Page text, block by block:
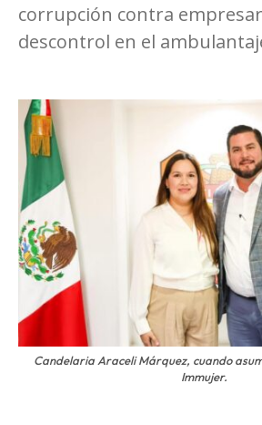
corrupción contra
descontrol en el
Candelaria Araceli Márquez, cuando
Immujer.